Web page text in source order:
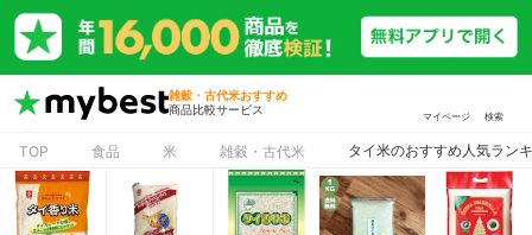
雑穀・古代米おすすめ
商品比較サービス
マイページ 検索
TOP 食品 米 雑穀・古代米 タイ米のおすすめ人気ラン